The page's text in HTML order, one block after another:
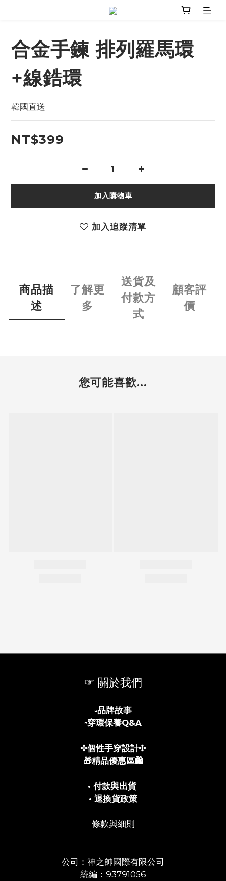
合金手鍊 排列羅馬環
+線鋯環
韓國直送
NT$399
加入購物車
加入追蹤清單
商品描
述
了解更
多
送貨及
付款方
式
顧客評
價
您可能喜歡...
☞ 關於我們
▫️品牌故事
▫️穿環保養Q&A
✣個性手穿設計✣
🎁精品優惠區🛍️
• 付款與出貨
• 退換貨政策
條款與細則
公司：神之帥國際有限公司
統編：93791056